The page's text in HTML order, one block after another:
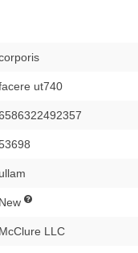
ut740
ullam
New
McClure LLC